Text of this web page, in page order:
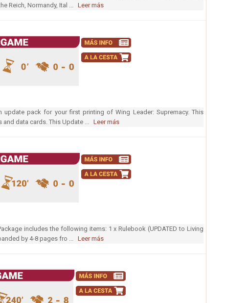
Reich, Normandy, Ital ... Leer más
update pack for your first printing of Wing Leader: Supremacy. This
data cards. This Update ... Leer más
includes the following items: 1 x Rulebook (UPDATED to Living
by 4-8 pages fro ... Leer más